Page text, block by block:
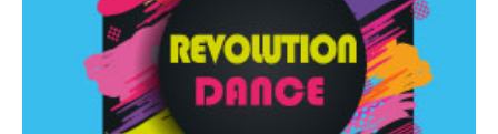
Revolution Dance
Rassegna di danza contemporanea – I Edizione